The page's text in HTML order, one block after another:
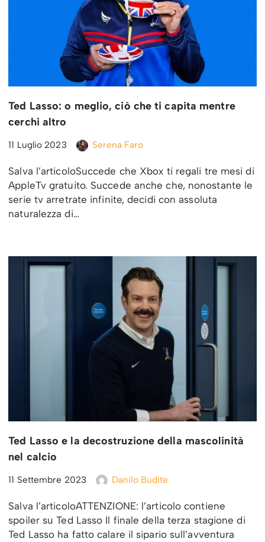
Ted Lasso: o meglio, ciò che ti capita mentre
cerchi altro
11 Luglio 2023 Serena Faro
Salva l’articoloSuccede che Xbox ti regali tre mesi di
AppleTv gratuito. Succede anche che, nonostante le
serie tv arretrate infinite, decidi con assoluta
naturalezza di…
Ted Lasso e la decostruzione della mascolinità
nel calcio
11 Settembre 2023 Danilo Budite
Salva l’articoloATTENZIONE: l’articolo contiene
spoiler su Ted Lasso Il finale della terza stagione di
Ted Lasso ha fatto calare il sipario sull’avventura